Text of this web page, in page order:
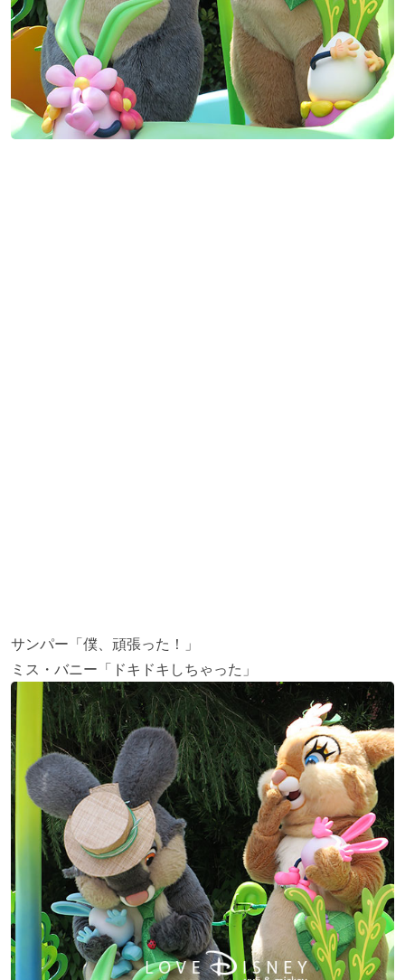
サンパー「僕、頑張った！」
ミス・バニー「ドキドキしちゃった」